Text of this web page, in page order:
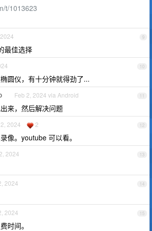
t/1013623
9
最佳选择
10
圆仪，有十分钟就得劲了...
11
Feb 2, 2024 via Android
来，然后解决问题
12
2024 2
像。youtube 可以看。
13
2024
14
2024
15
2024
时间。